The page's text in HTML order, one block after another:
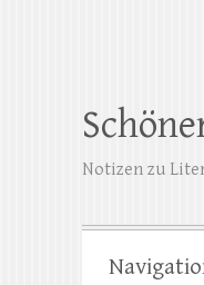
Notizen zu